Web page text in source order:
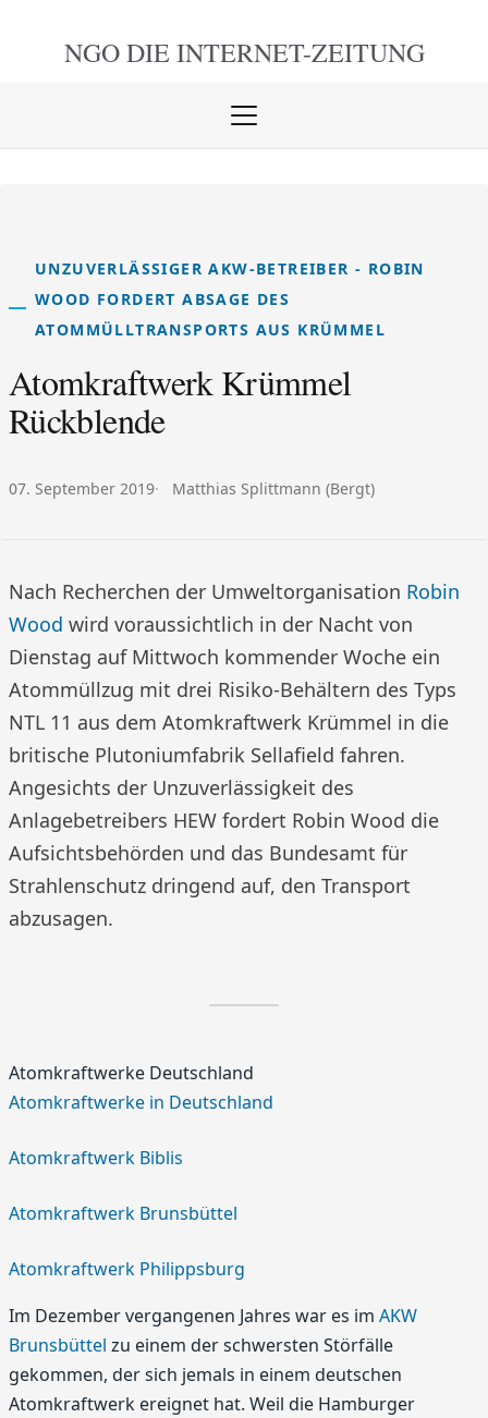
NGO DIE INTERNET-ZEITUNG
Menü
UNZUVERLÄSSIGER AKW-BETREIBER - ROBIN
WOOD FORDERT ABSAGE DES
ATOMMÜLLTRANSPORTS AUS KRÜMMEL
Atomkraftwerk Krümmel
Rückblende
Veröffentlicht am:
07. September 2019 Autor:
Matthias Splittmann (Bergt)
Nach Recherchen der Umweltorganisation Robin
Wood wird voraussichtlich in der Nacht von
Dienstag auf Mittwoch kommender Woche ein
Atommüllzug mit drei Risiko-Behältern des Typs
NTL 11 aus dem Atomkraftwerk Krümmel in die
britische Plutoniumfabrik Sellafield fahren.
Angesichts der Unzuverlässigkeit des
Anlagebetreibers HEW fordert Robin Wood die
Aufsichtsbehörden und das Bundesamt für
Strahlenschutz dringend auf, den Transport
abzusagen.
Atomkraftwerke Deutschland
Atomkraftwerke in Deutschland
Atomkraftwerk Biblis
Atomkraftwerk Brunsbüttel
Atomkraftwerk Philippsburg
Im Dezember vergangenen Jahres war es im AKW
Brunsbüttel zu einem der schwersten Störfälle
gekommen, der sich jemals in einem deutschen
Atomkraftwerk ereignet hat. Weil die Hamburger